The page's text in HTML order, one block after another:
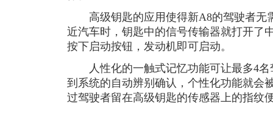
高级钥匙的应用使得新A8的驾驶者无
近汽车时，钥匙中的信号传输器就打开了
按下启动按钮，发动机即可启动。
人性化的一触式记忆功能可让最多4名
到系统的自动辨别确认，个性化功能就会
过驾驶者留在高级钥匙的传感器上的指纹